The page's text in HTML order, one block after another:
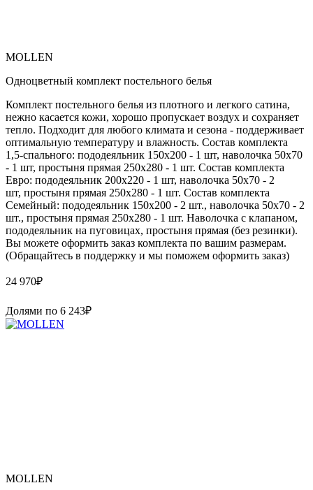
MOLLEN
Одноцветный комплект постельного белья
Комплект постельного белья из плотного и легкого сатина,
нежно касается кожи, хорошо пропускает воздух и сохраняет
тепло. Подходит для любого климата и сезона - поддерживает
оптимальную температуру и влажность. Состав комплекта
1,5-спального: пододеяльник 150х200 - 1 шт, наволочка 50х70
- 1 шт, простыня прямая 250х280 - 1 шт. Состав комплекта
Евро: пододеяльник 200х220 - 1 шт, наволочка 50х70 - 2
шт, простыня прямая 250х280 - 1 шт. Состав комплекта
Семейный: пододеяльник 150х200 - 2 шт., наволочка 50х70 - 2
шт., простыня прямая 250х280 - 1 шт. Наволочка с клапаном,
пододеяльник на пуговицах, простыня прямая (без резинки).
Вы можете оформить заказ комплекта по вашим размерам.
(Обращайтесь в поддержку и мы поможем оформить заказ)
24 970₽
Долями по 6 243₽
MOLLEN